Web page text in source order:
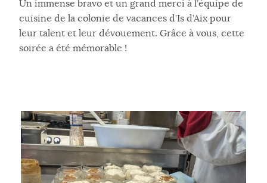
Un immense bravo et un grand merci à l’équipe de
cuisine de la colonie de vacances d’Is d’Aix pour
leur talent et leur dévouement. Grâce à vous, cette
soirée a été mémorable !